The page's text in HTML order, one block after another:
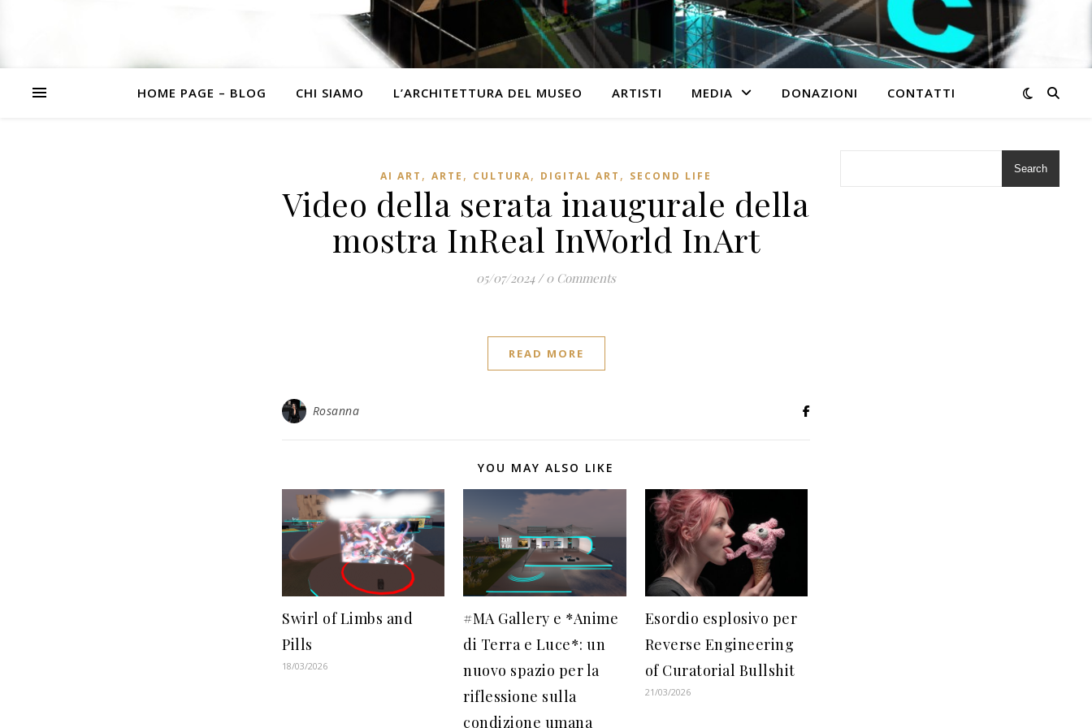
HOME PAGE – BLOG CHI SIAMO L’ARCHITETTURA DEL MUSEO ARTISTI MEDIA DONAZIONI CONTATTI
AI ART , ARTE , CULTURA, DIGITAL ART , SECOND LIFE
Video della serata inaugurale della
mostra InReal InWorld InArt
05/07/2024 / 0 Comments
READ MORE
Rosanna
YOU MAY ALSO LIKE
Swirl of Limbs and
Pills
18/03/2026
#MA Gallery e *Anime
di Terra e Luce*: un
nuovo spazio per la
riflessione sulla
condizione umana
Esordio esplosivo per
Reverse Engineering
of Curatorial Bullshit
21/03/2026
Search